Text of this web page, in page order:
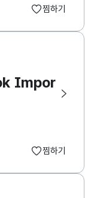
찜하기
Impor
찜하기